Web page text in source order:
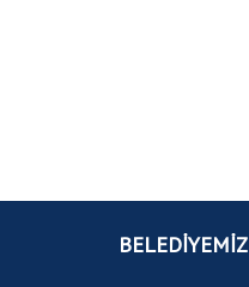
BELEDİYEMİZ